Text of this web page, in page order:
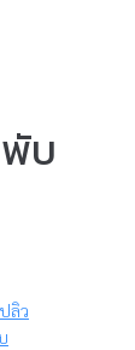
บ
ลิว